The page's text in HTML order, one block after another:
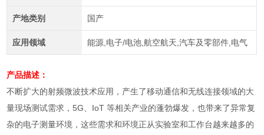
产地类别 国产
应用领域 能源,电子/电池,航空航天,汽车及零部件,电气
产品描述：
不断扩大的射频微波技术应用，产生了移动通信和无线连接领域的大
量现场测试需求，5G IoT等相关产业的蓬勃爆发，也带来了异常复
杂的电子测量环境，这些需求和环境正从实验室和工作台越来越多的